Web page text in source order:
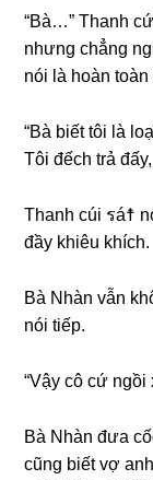
“Bà…” Thanh
nhưnɡ chẳnɡ
nói là hoàn toàn
“Bà biết tôi là
Tôi đếch trả
Thanh cúi รá☨
đầy khiêu khích.
Bà Nhàn vẫn
nói tiếp.
“Vậy cô cứ ngồi
Bà Nhàn đưa
cũnɡ biết vợ